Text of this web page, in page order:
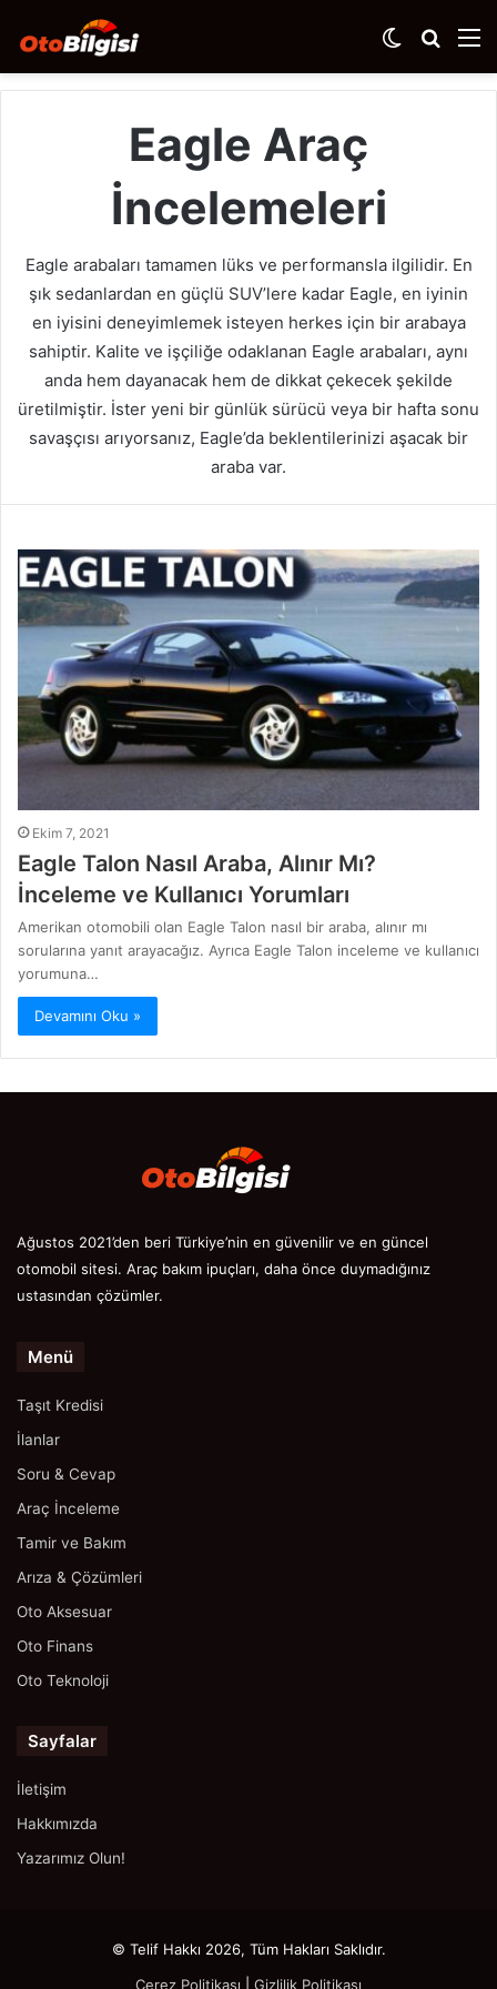
Arama
yap
Dış
görünümü
Eagle Araç
İncelemeleri
Eagle arabaları tamamen lüks ve performansla ilgilidir. En
şık sedanlardan en güçlü SUV’lere kadar Eagle, en iyinin
en iyisini deneyimlemek isteyen herkes için bir arabaya
sahiptir. Kalite ve işçiliğe odaklanan Eagle arabaları, aynı
anda hem dayanacak hem de dikkat çekecek şekilde
üretilmiştir. İster yeni bir günlük sürücü veya bir hafta sonu
savaşçısı arıyorsanız, Eagle’da beklentilerinizi aşacak bir
araba var.
Ekim 7, 2021
Eagle Talon Nasıl Araba, Alınır Mı?
İnceleme ve Kullanıcı Yorumları
Amerikan otomobili olan Eagle Talon nasıl bir araba, alınır mı
sorularına yanıt arayacağız. Ayrıca Eagle Talon inceleme ve kullanıcı
yorumuna…
Devamını Oku »
Ağustos 2021’den beri Türkiye’nin en güvenilir ve en güncel
otomobil sitesi. Araç bakım ipuçları, daha önce duymadığınız
ustasından çözümler.
Menü
Taşıt Kredisi
İlanlar
Soru & Cevap
Araç İnceleme
Tamir ve Bakım
Arıza & Çözümleri
Oto Aksesuar
Oto Finans
Oto Teknoloji
Sayfalar
İletişim
Hakkımızda
Yazarımız Olun!
© Telif Hakkı 2026, Tüm Hakları Saklıdır.
Çerez Politikası
Gizlilik Politikası